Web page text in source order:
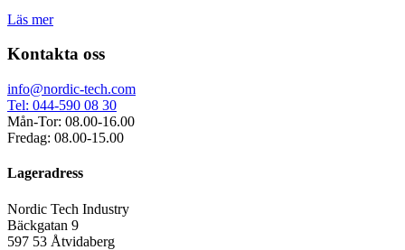
Läs mer
Kontakta oss
info@nordic-tech.com
Tel: 044-590 08 30
Mån-Tor: 08.00-16.00
Fredag: 08.00-15.00
Lageradress
Nordic Tech Industry
Bäckgatan 9
597 53 Åtvidaberg